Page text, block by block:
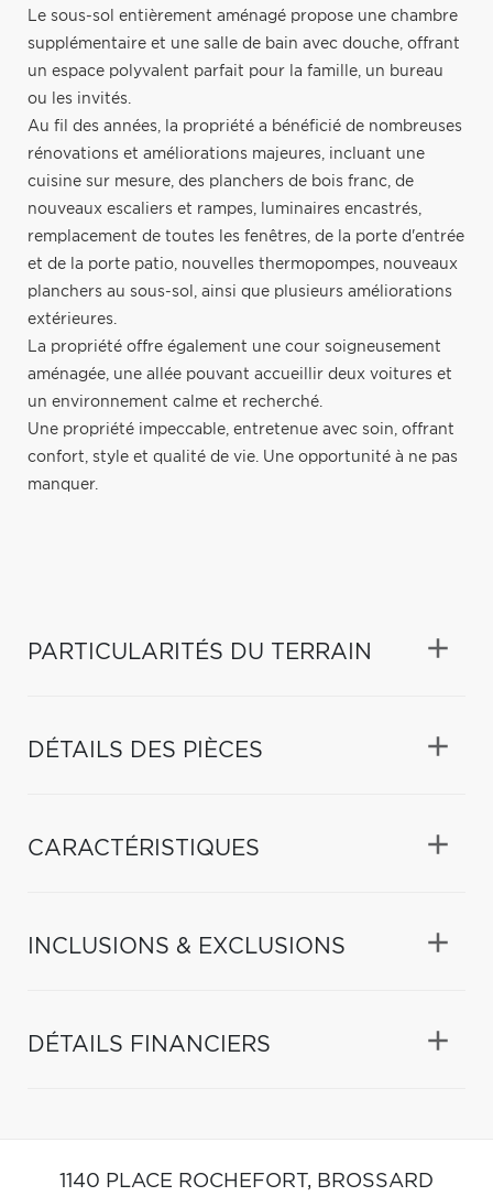
Le sous-sol entièrement aménagé propose une chambre
supplémentaire et une salle de bain avec douche, offrant
un espace polyvalent parfait pour la famille, un bureau
ou les invités.
Au fil des années, la propriété a bénéficié de nombreuses
rénovations et améliorations majeures, incluant une
cuisine sur mesure, des planchers de bois franc, de
nouveaux escaliers et rampes, luminaires encastrés,
remplacement de toutes les fenêtres, de la porte d'entrée
et de la porte patio, nouvelles thermopompes, nouveaux
planchers au sous-sol, ainsi que plusieurs améliorations
extérieures.
La propriété offre également une cour soigneusement
aménagée, une allée pouvant accueillir deux voitures et
un environnement calme et recherché.
Une propriété impeccable, entretenue avec soin, offrant
confort, style et qualité de vie. Une opportunité à ne pas
manquer.
PARTICULARITÉS DU TERRAIN
DÉTAILS DES PIÈCES
CARACTÉRISTIQUES
INCLUSIONS & EXCLUSIONS
DÉTAILS FINANCIERS
1140 PLACE ROCHEFORT, BROSSARD